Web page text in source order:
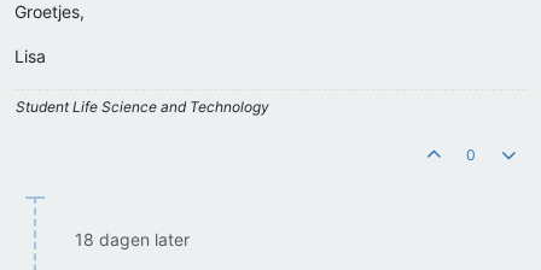
Groetjes,
Lisa
Student Life Science and Technology
0
18 dagen later